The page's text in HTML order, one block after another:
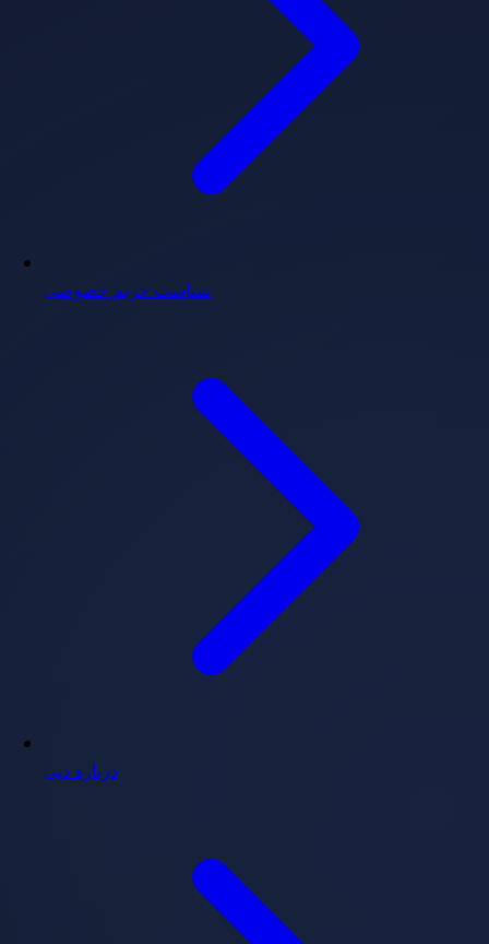
سیاست حریم خصوصی
درباره دبی